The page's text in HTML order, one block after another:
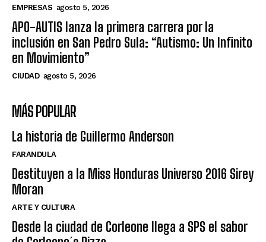
EMPRESAS agosto 5, 2026
APO-AUTIS lanza la primera carrera por la
inclusión en San Pedro Sula: “Autismo: Un Infinito
en Movimiento”
CIUDAD agosto 5, 2026
MÁS POPULAR
La historia de Guillermo Anderson
FARANDULA
Destituyen a la Miss Honduras Universo 2016 Sirey
Moran
ARTE Y CULTURA
Desde la ciudad de Corleone llega a SPS el sabor